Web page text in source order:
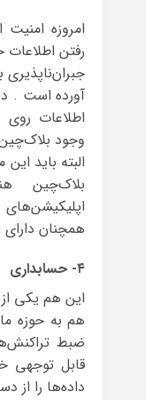
امروزه
رفتن
آورده است .
اطلاعات
وجود
البته باید
بلاک‌چین
همچنان دارای
۴- حسابداری
این هم یکی
هم به حوزه
ضبط
قابل توجهی
داده‌ها را از